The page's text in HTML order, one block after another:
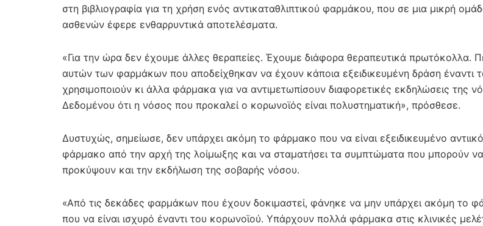
στη βιβλιογραφία για τη χρήση ενός αντικαταθλιπτικού φαρμάκου, που σε μια μικρή
ασθενών έφερε ενθαρρυντικά αποτελέσματα.
«Για την ώρα δεν έχουμε άλλες θεραπείες. Έχουμε διάφορα θεραπευτικά πρωτόκολλα.
αυτών των φαρμάκων που αποδείχθηκαν να έχουν κάποια εξειδικευμένη δράση έναντι
χρησιμοποιούν κι άλλα φάρμακα για να αντιμετωπίσουν διαφορετικές εκδηλώσεις της
Δεδομένου ότι η νόσος που προκαλεί ο κορωνοϊός είναι πολυστηματική», πρόσθεσε.
Δυστυχώς, σημείωσε, δεν υπάρχει ακόμη το φάρμακο που να είναι εξειδικευμένο αντιικό
φάρμακο από την αρχή της λοίμωξης και να σταματήσει τα συμπτώματα που μπορούν να
προκύψουν και την εκδήλωση της σοβαρής νόσου.
«Από τις δεκάδες φαρμάκων που έχουν δοκιμαστεί, φάνηκε να μην υπάρχει ακόμη το
που να είναι ισχυρό έναντι του κορωνοϊού. Υπάρχουν πολλά φάρμακα στις κλινικές